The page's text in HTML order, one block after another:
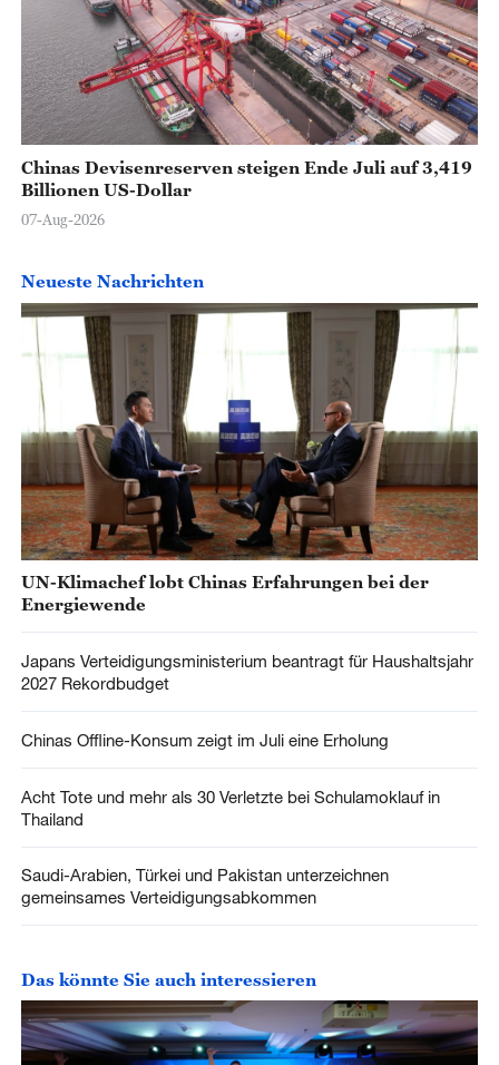
Chinas Devisenreserven steigen Ende Juli auf 3,419
Billionen US-Dollar
07-Aug-2026
Neueste Nachrichten
UN-Klimachef lobt Chinas Erfahrungen bei der
Energiewende
Japans Verteidigungsministerium beantragt für Haushaltsjahr
2027 Rekordbudget
Chinas Offline-Konsum zeigt im Juli eine Erholung
Acht Tote und mehr als 30 Verletzte bei Schulamoklauf in
Thailand
Saudi-Arabien, Türkei und Pakistan unterzeichnen
gemeinsames Verteidigungsabkommen
Das könnte Sie auch interessieren